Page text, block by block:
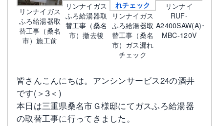
リンナイガス
ふろ給湯器取
替工事（桑名
市）施工前
リンナイガス
ふろ給湯器取
替工事（桑名
市）撤去後
リンナイガス
ふろ給湯器取
替工事（桑名
市）ガス漏れ
チェック
リンナイ
RUF-
A2400SAW(A)･
MBC-120V
皆さんこんにちは。アンシンサービス24の酒井
です(＞З＜)
本日は三重県桑名市Ｇ様邸にてガスふろ給湯器
の取替工事に行ってきました。